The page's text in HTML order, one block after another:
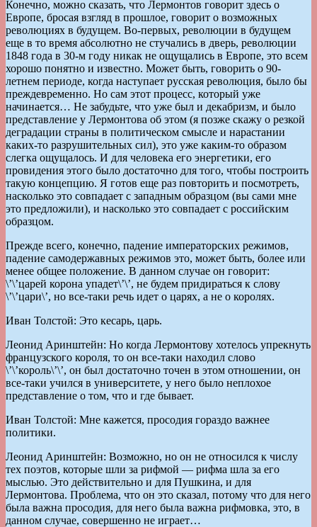
Конечно, можно сказать, что Лермонтов говорит здесь о
Европе, бросая взгляд в прошлое, говорит о возможных
революциях в будущем. Во-первых, революции в будущем
еще в то время абсолютно не стучались в дверь, революции
1848 года в 30-м году никак не ощущались в Европе, это всем
хорошо понятно и известно. Может быть, говорить о 90-
летнем периоде, когда наступает русская революция, было бы
преждевременно. Но сам этот процесс, который уже
начинается… Не забудьте, что уже был и декабризм, и было
представление у Лермонтова об этом (я позже скажу о резкой
деградации страны в политическом смысле и нарастании
каких-то разрушительных сил), это уже каким-то образом
слегка ощущалось. И для человека его энергетики, его
провидения этого было достаточно для того, чтобы построить
такую концепцию. Я готов еще раз повторить и посмотреть,
насколько это совпадает с западным образцом (вы сами мне
это предложили), и насколько это совпадает с российским
образцом.
Прежде всего, конечно, падение императорских режимов,
падение самодержавных режимов это, может быть, более или
менее общее положение. В данном случае он говорит:
\’\’царей корона упадет\’\’, не будем придираться к слову
\’\’цари\’, но все-таки речь идет о царях, а не о королях.
Иван Толстой: Это кесарь, царь.
Леонид Аринштейн: Но когда Лермонтову хотелось упрекнуть
французского короля, то он все-таки находил слово
\’\’король\’\’, он был достаточно точен в этом отношении, он
все-таки учился в университете, у него было неплохое
представление о том, что и где бывает.
Иван Толстой: Мне кажется, просодия гораздо важнее
политики.
Леонид Аринштейн: Возможно, но он не относился к числу
тех поэтов, которые шли за рифмой — рифма шла за его
мыслью. Это действительно и для Пушкина, и для
Лермонтова. Проблема, что он это сказал, потому что для него
была важна просодия, для него была важна рифмовка, это, в
данном случае, совершенно не играет…